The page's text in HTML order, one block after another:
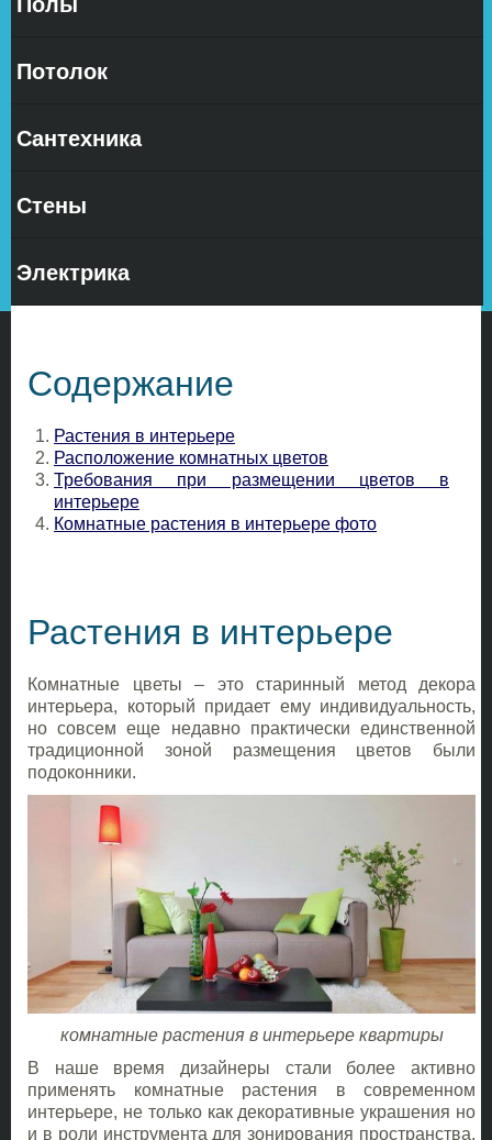
Потолок
Сантехника
Стены
Электрика
иной задачи и в каких местах их лучше расположить.
Содержание
Растения в интерьере
Расположение комнатных цветов
Требования при размещении цветов в
интерьере
Комнатные растения в интерьере фото
Растения в интерьере
Комнатные цветы – это старинный метод декора
интерьера, который придает ему индивидуальность,
но совсем еще недавно практически единственной
традиционной зоной размещения цветов были
подоконники.
комнатные растения в интерьере квартиры
В наше время дизайнеры стали более активно
применять комнатные растения в современном
интерьере, не только как декоративные украшения но
и в роли инструмента для зонирования пространства,